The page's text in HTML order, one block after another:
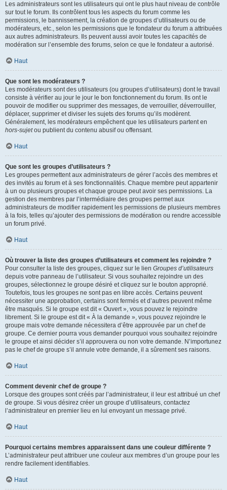
Les administrateurs sont les utilisateurs qui ont le plus haut niveau de contrôle
sur tout le forum. Ils contrôlent tous les aspects du forum comme les
permissions, le bannissement, la création de groupes d’utilisateurs ou de
modérateurs, etc., selon les permissions que le fondateur du forum a attribuées
aux autres administrateurs. Ils peuvent aussi avoir toutes les capacités de
modération sur l’ensemble des forums, selon ce que le fondateur a autorisé.
Haut
Que sont les modérateurs ?
Les modérateurs sont des utilisateurs (ou groupes d’utilisateurs) dont le travail
consiste à vérifier au jour le jour le bon fonctionnement du forum. Ils ont le
pouvoir de modifier ou supprimer des messages, de verrouiller, déverrouiller,
déplacer, supprimer et diviser les sujets des forums qu’ils modèrent.
Généralement, les modérateurs empêchent que les utilisateurs partent en
hors-sujetou publient du contenu abusif ou offensant.
Haut
Que sont les groupes d’utilisateurs ?
Les groupes permettent aux administrateurs de gérer l’accès des membres et
des invités au forum et à ses fonctionnalités. Chaque membre peut appartenir
à un ou plusieurs groupes et chaque groupe peut avoir ses permissions. La
gestion des membres par l’intermédiaire des groupes permet aux
administrateurs de modifier rapidement les permissions de plusieurs membres
à la fois, telles qu’ajouter des permissions de modération ou rendre accessible
un forum privé.
Haut
Où trouver la liste des groupes d’utilisateurs et comment les rejoindre ?
Pour consulter la liste des groupes, cliquez sur le lien Groupes d’utilisateurs
depuis votre panneau de l’utilisateur. Si vous souhaitez rejoindre un des
groupes, sélectionnez le groupe désiré et cliquez sur le bouton approprié.
Toutefois, tous les groupes ne sont pas en libre accès. Certains peuvent
nécessiter une approbation, certains sont fermés et d’autres peuvent même
être masqués. Si le groupe est dit « Ouvert », vous pouvez le rejoindre
librement. Si le groupe est dit « À la demande », vous pouvez rejoindre le
groupe mais votre demande nécessitera d’être approuvée par un chef de
groupe. Ce dernier pourra vous demander pourquoi vous souhaitez rejoindre
le groupe et ainsi décider s’il approuvera ou non votre demande. N’importunez
pas le chef de groupe s’il annule votre demande, il a sûrement ses raisons.
Haut
Comment devenir chef de groupe ?
Lorsque des groupes sont créés par l’administrateur, il leur est attribué un chef
de groupe. Si vous désirez créer un groupe d’utilisateurs, contactez
l’administrateur en premier lieu en lui envoyant un message privé.
Haut
Pourquoi certains membres apparaissent dans une couleur différente ?
L’administrateur peut attribuer une couleur aux membres d’un groupe pour les
rendre facilement identifiables.
Haut